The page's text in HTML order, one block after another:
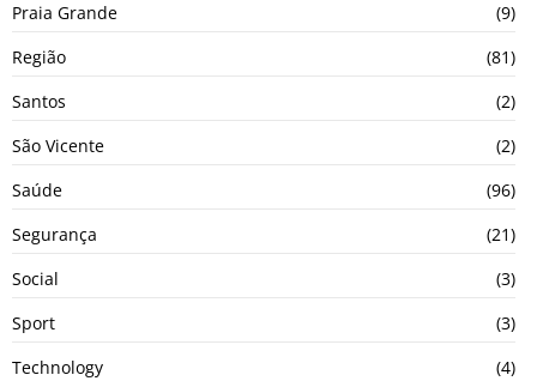
Praia Grande
(9)
Região
(81)
Santos
(2)
São Vicente
(2)
Saúde
(96)
Segurança
(21)
Social
(3)
Sport
(3)
Technology
(4)